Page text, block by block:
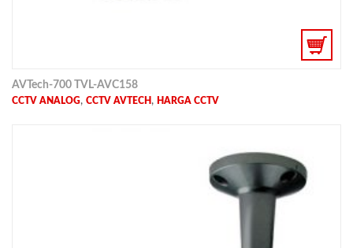
AVTech-700 TVL-AVC158
CCTV ANALOG, CCTV AVTECH , HARGA CCTV